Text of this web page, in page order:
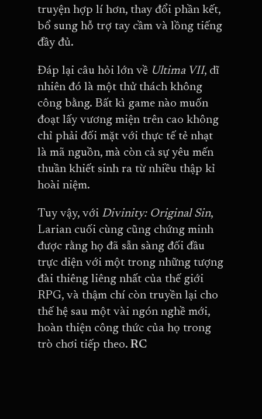
truyện hợp lí hơn, thay đổi phần kết,
bổ sung hỗ trợ tay cầm và lồng tiếng
đầy đủ.
Đáp lại câu hỏi lớn về Ultima VII, dĩ
nhiên đó là một thử thách không
công bằng. Bất kì game nào muốn
đoạt lấy vương miện trên cao không
chỉ phải đối mặt với thực tế tẻ nhạt
là mã nguồn, mà còn cả sự yêu mến
thuần khiết sinh ra từ nhiều thập kỉ
hoài niệm.
Tuy vậy, với Divinity: Original Sin,
Larian cuối cùng cũng chứng minh
được rằng họ đã sẵn sàng đối đầu
trực diện với một trong những tượng
đài thiêng liêng nhất của thế giới
RPG, và thậm chí còn truyền lại cho
thế hệ sau một vài ngón nghề mới,
hoàn thiện công thức của họ trong
trò chơi tiếp theo. RC